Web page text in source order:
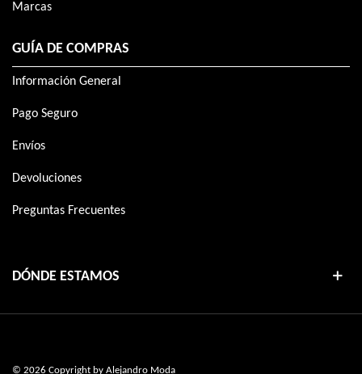
Marcas
GUÍA DE COMPRAS
Información General
Pago Seguro
Envíos
Devoluciones
Preguntas Frecuentes
DÓNDE ESTAMOS
© 2026 Copyright by Alejandro Moda